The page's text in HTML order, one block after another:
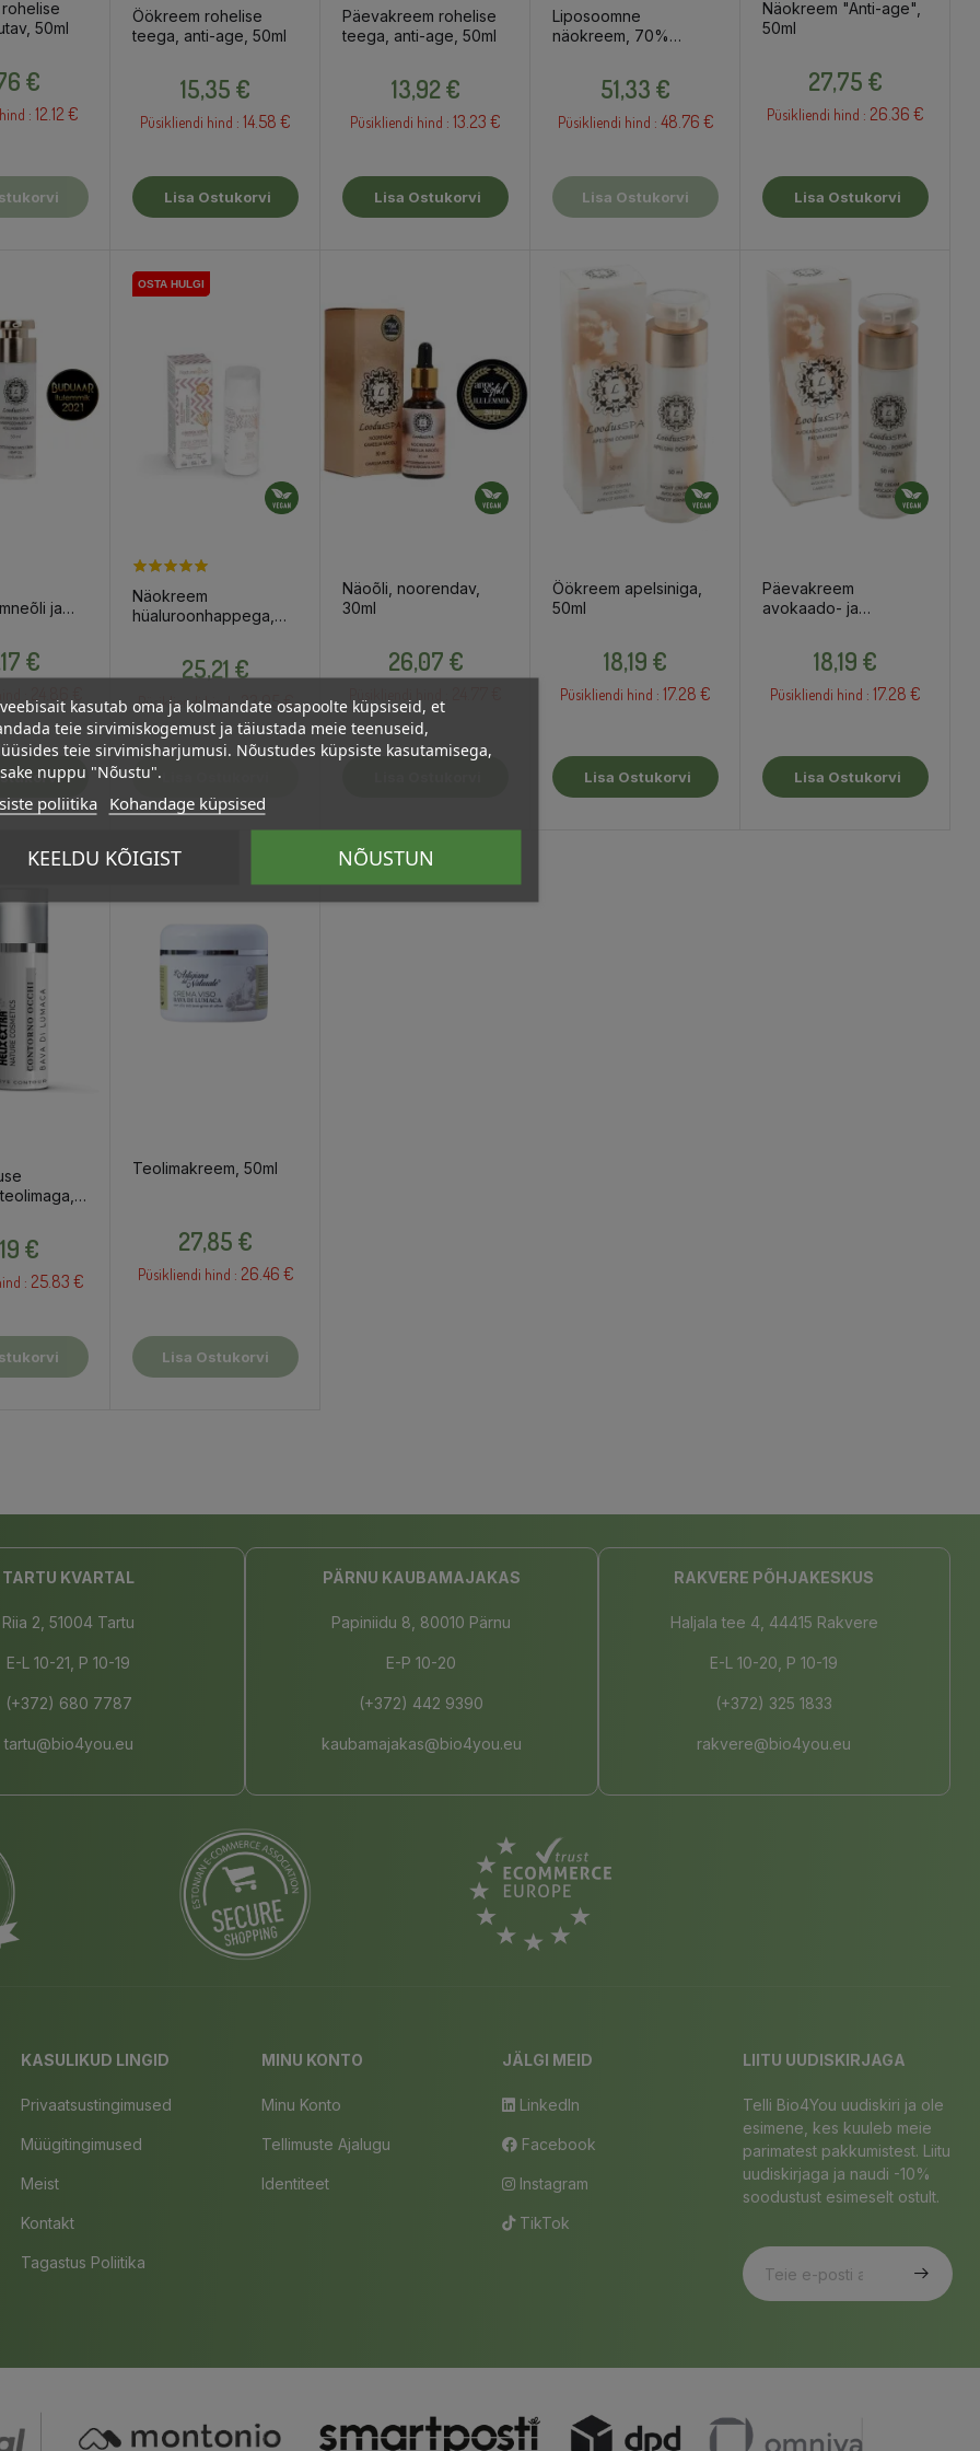
50ml
€
: 12.12 €
Öökreem rohelise
teega, anti-age, 50ml
15,35 €
Püsikliendi hind : 14.58 €
Lisa Ostukorvi
Päevakreem rohelise
teega, anti-age, 50ml
13,92 €
Püsikliendi hind : 13.23 €
Lisa Ostukorvi
Liposoomne
näokreem, 70%
51,33 €
Püsikliendi hind : 48.76 €
Lisa Ostukorvi
Näokreem "Anti-age",
50ml
27,75 €
Püsikliendi hind : 26.36 €
Lisa Ostukorvi
ja
€
:
OSTA HULGI
OSTA HULGI
Näokreem
hüaluroonhappega,
25,21 €
Püsikliendi hind :23.95 €
Näoõli, noorendav,
30ml
26,07 €
Öökreem apelsiniga,
50ml
18,19 €
Püsikliendi hind : 17.28 €
Lisa Ostukorvi
Päevakreem
avokaado- ja
18,19 €
Püsikliendi hind : 17.28 €
Lisa Ostukorvi
€
: 25.83 €
OSTA HULGI
OSTA HULGI
Teolimakreem, 50ml
27,85 €
Püsikliendi hind : 26.46 €
Lisa Ostukorvi
TARTU KVARTAL
Riia 2, 51004 Tartu
E-L 10-21, P 10-19
(+372) 680 7787
tartu@bio4you.eu
PÄRNU KAUBAMAJAKAS
Papiniidu 8, 80010 Pärnu
E-P 10-20
(+372) 442 9390
kaubamajakas@bio4you.eu
RAKVERE PÕHJAKESKUS
Haljala tee 4, 44415 Rakvere
E-L 10-20, P 10-19
(+372) 325 1833
rakvere@bio4you.eu
KASULIKUD LINGID
Privaatsustingimused
Müügitingimused
Meist
Kontakt
Tagastus Poliitika
MINU KONTO
Minu Konto
Tellimuste Ajalugu
Identiteet
JÄLGI MEID
LinkedIn
Facebook
Instagram
TikTok
LIITU UUDISKIRJAGA
Telli Bio4You uudiskiri ja ole
esimene, kes kuuleb meie
parimatest pakkumistest. Liitu
uudiskirjaga ja naudi -10%
soodustust esimeselt ostult.
kasutab oma ja kolmandate osapoolte küpsiseid, et
teie sirvimiskogemust ja täiustada meie teenuseid,
teie sirvimisharjumusi. Nõustudes küpsiste kasutamisega,
nuppu "Nõustu".
poliitika Kohandage küpsised
KEELDU KÕIGIST NÕUSTUN